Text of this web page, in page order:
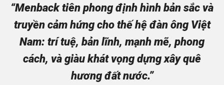
“Menback tiên phong định hình bản sắc và
truyền cảm hứng cho thế hệ đàn ông Việt
Nam: trí tuệ, bản lĩnh, mạnh mẽ, phong
cách, và giàu khát vọng dựng xây quê
hương đất nước.”